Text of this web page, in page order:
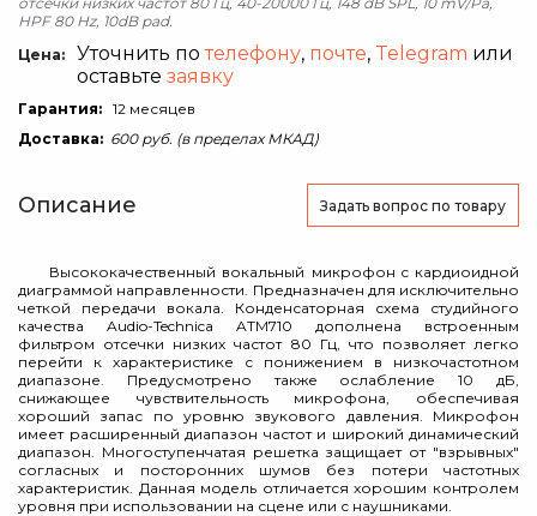
HPF 80 Hz, 10dB pad.
Цена:
Уточнить потелефону, почте, Telegram или
оставьте заявку
Гарантия: 12 месяцев
Доставка: 600 руб. (в пределах МКАД)
Описание Задать вопрос по товару
Высококачественный вокальный микрофон c кардиоидной
диаграммой направленности. Предназначен для исключительно
четкой передачи вокала. Конденсаторная схема студийного
качества Audio-Technica ATM710 дополнена встроенным
фильтром отсечки низких частот 80 Гц, что позволяет легко
перейти к характеристике с понижением в низкочастотном
диапазоне. Предусмотрено также ослабление 10 дБ,
снижающее чувствительность микрофона, обеспечивая
хороший запас по уровню звукового давления. Микрофон
имеет расширенный диапазон частот и широкий динамический
диапазон. Многоступенчатая решетка защищает от "взрывных"
согласных и посторонних шумов без потери частотных
характеристик. Данная модель отличается хорошим контролем
уровня при использовании на сцене или с наушниками.